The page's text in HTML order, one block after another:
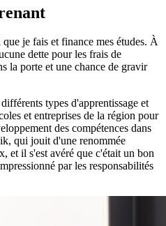
je fais et finance mes études. À
dette pour les frais de
la porte et une chance de gravir
types d'apprentissage et
et entreprises de la région pour
des compétences dans
qui jouit d'une renommée
et il s'est avéré que c'était un bon
par les responsabilités